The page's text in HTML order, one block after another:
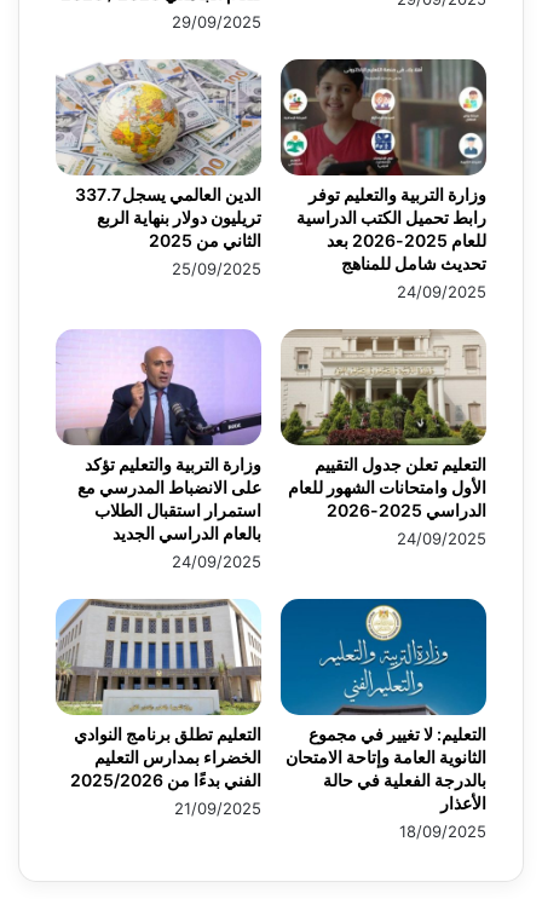
29/09/2025
الدين العالمي يسجل 337.7
تريليون دولار بنهاية الربع
الثاني من 2025
25/09/2025
وزارة التربية والتعليم توفر
رابط تحميل الكتب الدراسية
للعام 2025-2026 بعد
تحديث شامل للمناهج
24/09/2025
وزارة التربية والتعليم تؤكد
على الانضباط المدرسي مع
استمرار استقبال الطلاب
بالعام الدراسي الجديد
24/09/2025
التعليم تعلن جدول التقييم
الأول وامتحانات الشهور للعام
الدراسي 2025-2026
24/09/2025
التعليم تطلق برنامج النوادي
الخضراء بمدارس التعليم
الفني بدءًا من 2025/2026
21/09/2025
التعليم: لا تغيير في مجموع
الثانوية العامة وإتاحة الامتحان
بالدرجة الفعلية في حالة
الأعذار
18/09/2025